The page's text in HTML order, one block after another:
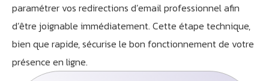
paramétrer vos redirections d’email professionnel afin
d’être joignable immédiatement. Cette étape technique,
bien que rapide, sécurise le bon fonctionnement de votre
présence en ligne.